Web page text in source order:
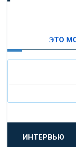
«БАНК
ЭТО
ИНТЕРВЬЮ